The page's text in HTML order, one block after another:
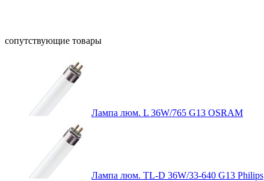
сопутствующие товары
Лампа люм. L 36W/765 G13 OSRAM
Лампа люм. TL-D 36W/33-640 G13 Philips